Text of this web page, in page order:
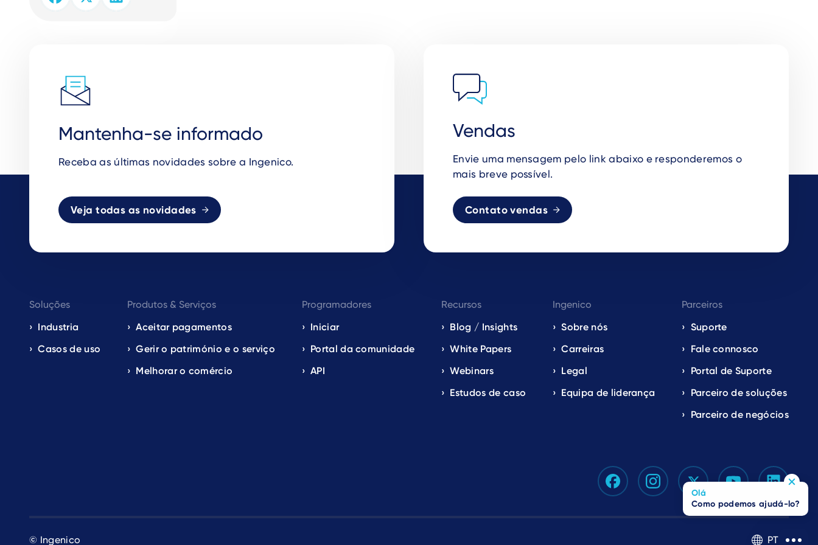
Mantenha-se informado
Receba as últimas novidades sobre a Ingenico.
Veja todas as novidades
Vendas
Envie uma mensagem pelo link abaixo e responderemos o
mais breve possível.
Contato vendas
Footer
navigation
EN
Soluções
Industria
Casos de uso
Produtos & Serviços
Aceitar pagamentos
Gerir o património e o serviço
Melhorar o comércio
Programadores
Iniciar
Portal da comunidade
API
Recursos
Blog / Insights
White Papers
Webinars
Estudos de caso
Ingenico
Sobre nós
Carreiras
Legal
Equipa de liderança
Parceiros
Suporte
Fale connosco
Portal de Suporte
Parceiro de soluções
Parceiro de negócios
© Ingenico PT
Olá
Como podemos ajudá-lo?